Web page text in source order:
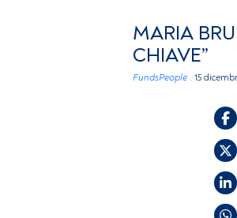
MARIA
CHIAVE”
FundsPeople . 15